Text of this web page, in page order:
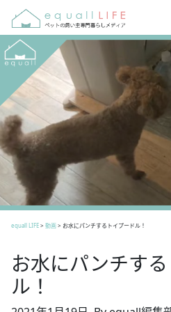
equall LIFE> 動画> お水にパンチするトイプードル！
お水にパンチす
ル！